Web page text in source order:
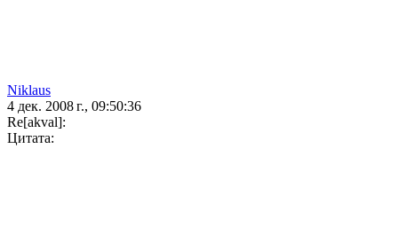
Niklaus
4 дек. 2008 г., 09:50:36
Re[akval]:
Цитата: